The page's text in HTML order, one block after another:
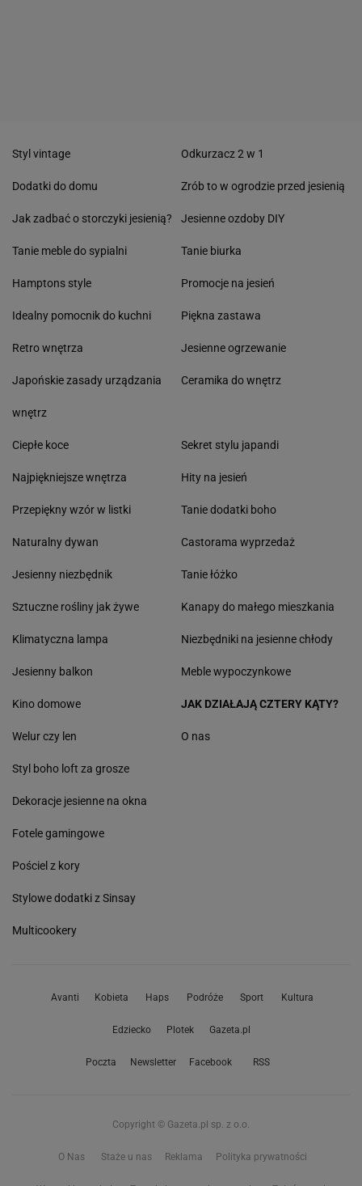
Styl vintage
Dodatki do domu
Jak zadbać o storczyki jesienią?
Tanie meble do sypialni
Hamptons style
Idealny pomocnik do kuchni
Retro wnętrza
Japońskie zasady urządzania
wnętrz
Odkurzacz 2 w 1
Zrób to w ogrodzie przed jesienią
Jesienne ozdoby DIY
Tanie biurka
Promocje na jesień
Piękna zastawa
Jesienne ogrzewanie
Ceramika do wnętrz
Ciepłe koce
Najpiękniejsze wnętrza
Przepiękny wzór w listki
Naturalny dywan
Jesienny niezbędnik
Sztuczne rośliny jak żywe
Klimatyczna lampa
Jesienny balkon
Sekret stylu japandi
Hity na jesień
Tanie dodatki boho
Castorama wyprzedaż
Tanie łóżko
Kanapy do małego mieszkania
Niezbędniki na jesienne chłody
Meble wypoczynkowe
Kino domowe
Welur czy len
Styl boho loft za grosze
Dekoracje jesienne na okna
Fotele gamingowe
Pościel z kory
Stylowe dodatki z Sinsay
Multicookery
JAK DZIAŁAJĄ CZTERY KĄTY?
O nas
Avanti Kobieta Haps Podróże Sport Kultura
Edziecko Plotek Gazeta.pl
Poczta Newsletter Facebook RSS
Copyright © Gazeta.pl sp. z o.o.
O Nas Staże u nas Reklama Polityka prywatności